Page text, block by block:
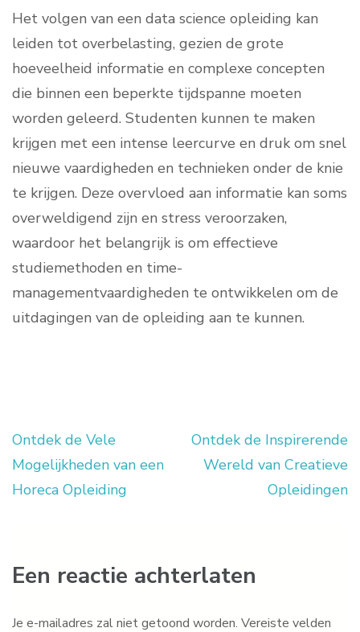
Het volgen van een data science opleiding kan
leiden tot overbelasting, gezien de grote
hoeveelheid informatie en complexe concepten
die binnen een beperkte tijdspanne moeten
worden geleerd. Studenten kunnen te maken
krijgen met een intense leercurve en druk om snel
nieuwe vaardigheden en technieken onder de knie
te krijgen. Deze overvloed aan informatie kan soms
overweldigend zijn en stress veroorzaken,
waardoor het belangrijk is om effectieve
studiemethoden en time-
managementvaardigheden te ontwikkelen om de
uitdagingen van de opleiding aan te kunnen.
Berichtnavigatie
Ontdek de Vele
Mogelijkheden van een
Horeca Opleiding
Ontdek de Inspirerende
Wereld van Creatieve
Opleidingen
Een reactie achterlaten
Je e-mailadres zal niet getoond worden. Vereiste velden